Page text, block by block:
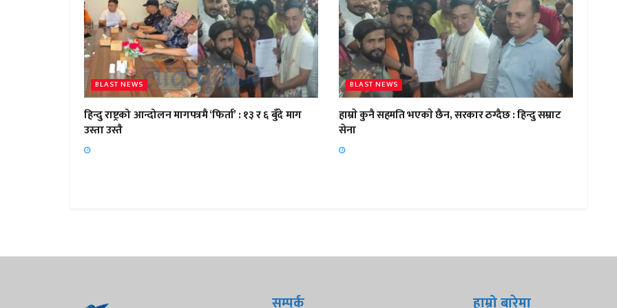
BLAST NEWS
हिन्दु राष्ट्रको आन्दोलन मागपत्रमै ‘फिर्ता’ : १३ र ६ बुँदे माग
उस्ता उस्तै
BLAST NEWS
हाम्राे कुनै सहमति भएकाे छैन, सरकार ठग्दैछ : हिन्दु सम्राट
सेना
सम्पर्क हाम्रो बारेमा